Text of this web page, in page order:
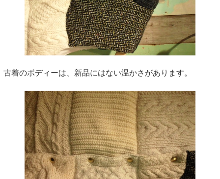
古着のボディーは、新品にはない温かさがあります。